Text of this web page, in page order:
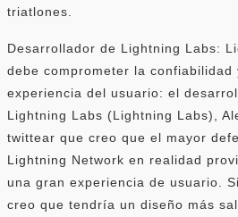
triatlones.
Desarrollador de Lightning Labs:
debe comprometer la confiabilidad
experiencia del usuario: el
Lightning Labs (Lightning Labs),
twittear que creo que el mayor
Lightning Network en realidad
una gran experiencia de usuario.
creo que tendría un diseño más